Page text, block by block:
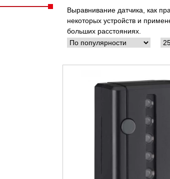
Выравнивание датчика, как
некоторых устройств и
больших расстояниях.